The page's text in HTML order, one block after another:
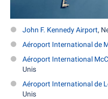
John F. Kennedy Airport,
Aéroport International de
Aéroport International
Unis
Aéroport International de
Unis